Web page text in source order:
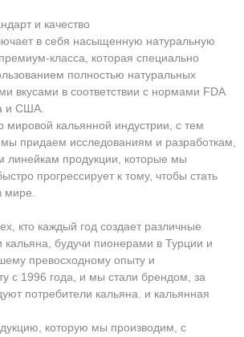
и качество
в себя насыщенную натуральную
класса, которая специально
полностью натуральных
вкусами в соответствии с нормами FDA
и США.
мировой кальянной индустрии, с тем
придаем исследованиям и разработкам,
линейкам продукции, которые мы
прогрессирует к тому, чтобы стать
мире.
кто каждый год создает различные
кальяна, будучи пионерами в Турции и
превосходному опыту и
с 1996 года, и мы стали брендом, за
потребители кальяна. и кальянная
которую мы производим, с